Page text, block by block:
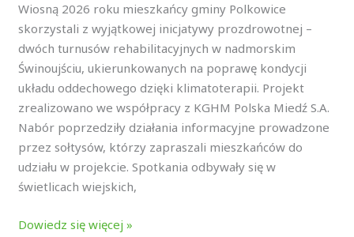
Wiosną 2026 roku mieszkańcy gminy Polkowice
skorzystali z wyjątkowej inicjatywy prozdrowotnej –
dwóch turnusów rehabilitacyjnych w nadmorskim
Świnoujściu, ukierunkowanych na poprawę kondycji
układu oddechowego dzięki klimatoterapii. Projekt
zrealizowano we współpracy z KGHM Polska Miedź S.A.
Nabór poprzedziły działania informacyjne prowadzone
przez sołtysów, którzy zapraszali mieszkańców do
udziału w projekcie. Spotkania odbywały się w
świetlicach wiejskich,
Dowiedz się więcej »